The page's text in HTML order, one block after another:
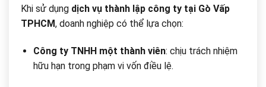
Khi sử dụng dịch vụ thành lập công ty tại Gò Vấp
TPHCM, doanh nghiệp có thể lựa chọn:
Công ty TNHH một thành viên: chịu trách nhiệm
hữu hạn trong phạm vi vốn điều lệ.